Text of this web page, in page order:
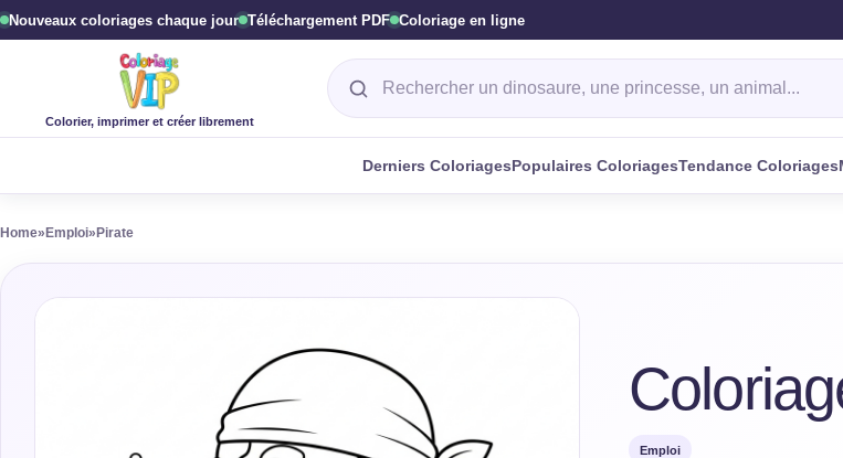
Nouveaux coloriages chaque jour Téléchargement PDF Coloriage en ligne
Colorier, imprimer et créer librement
Rechercher un coloriage
Derniers ColoriagesPopulaires ColoriagesTendance Coloriages
Home» Emploi» Pirate
Emploi